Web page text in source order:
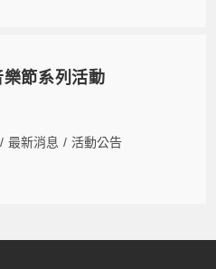
節系列活動
/ 最新消息 / 活動公告